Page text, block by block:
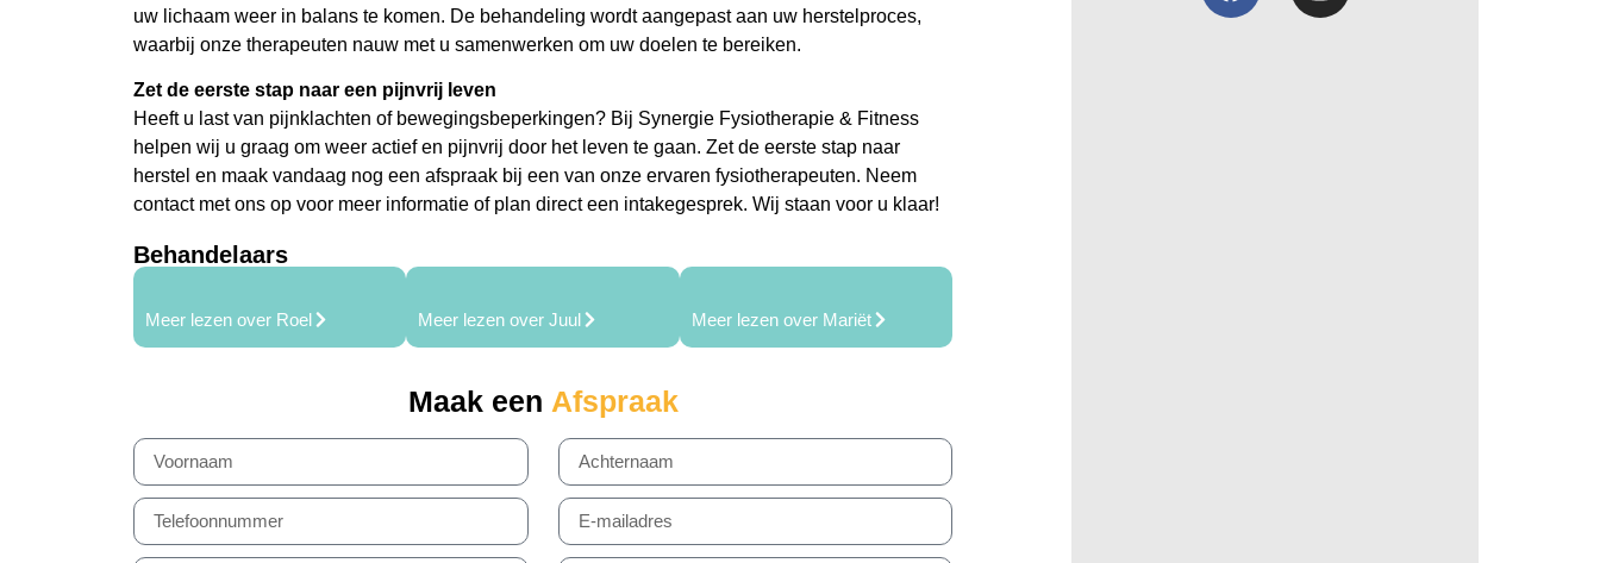
uw lichaam weer in balans te komen. De behandeling wordt aangepast aan uw herstelproces,
waarbij onze therapeuten nauw met u samenwerken om uw doelen te bereiken.
Zet de eerste stap naar een pijnvrij leven
Heeft u last van pijnklachten of bewegingsbeperkingen? Bij Synergie Fysiotherapie & Fitness
helpen wij u graag om weer actief en pijnvrij door het leven te gaan. Zet de eerste stap naar
herstel en maak vandaag nog een afspraak bij een van onze ervaren fysiotherapeuten. Neem
contact met ons op voor meer informatie of plan direct een intakegesprek. Wij staan voor u klaar!
Behandelaars
Meer lezen over Roel Meer lezen over Juul Meer lezen over Mariët
Maak een Afspraak